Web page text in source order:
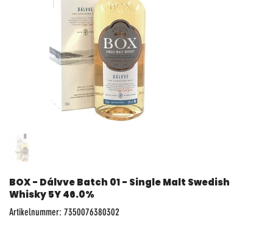
BOX - Dálvve Batch 01 - Single Malt Swedish
Whisky 5Y 46.0%
Artikelnummer: Artikelnummer:
7350076380302
7350076380302